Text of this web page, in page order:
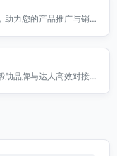
助力您的产品推广与销
品牌与达人高效对接，